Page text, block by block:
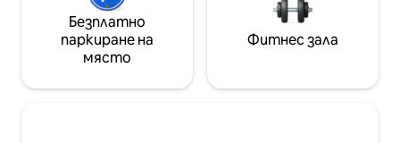
Безплатно
паркиране на
място
Фитнес зала